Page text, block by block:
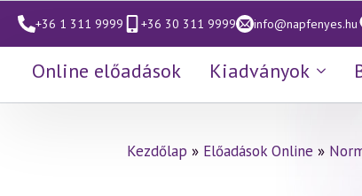
+36 1 311 9999 +36 30 311 9999 info@napfenyes.hu
Online előadások Kiadványok
Kezdőlap » Előadások Online »